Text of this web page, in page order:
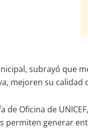
subrayó que
mejoren su calidad
de Oficina de
permiten generar